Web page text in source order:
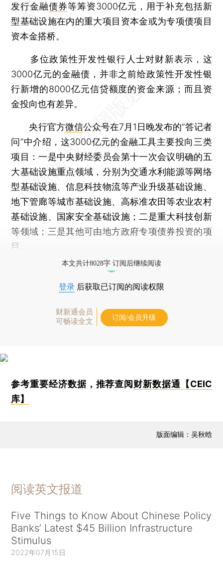
发行金融债券等筹资3000亿元，用于补充包括新
型基础设施在内的重大项目资本金或为专项债项目
资本金搭桥。
多位政策性开发性银行人士对财新表示，这
3000亿元的金融债，并非之前给政策性开发性银
行新增的8000亿元信贷额度的资金来源；而且资
金投向也有差异。
央行官方微信公众号在7月1日晚发布的“答记者
问”中介绍，这3000亿元的金融工具主要投向三类
项目：一是中央财经委员会第十一次会议明确的五
大基础设施重点领域，分别为交通水利能源等网络
型基础设施、信息科技物流等产业升级基础设施、
地下管廊等城市基础设施、高标准农田等农业农村
基础设施、国家安全基础设施；二是重大科技创新
等领域；三是其他可由地方政府专项债券投资的项
目。
本文共计8028字 订阅后继续阅读
登录 后获取已订阅的阅读权限
财新通会员
可畅读全文
订阅/会员升级
参考重要经济数据，推荐查阅 财新数据通【CEIC
库】
版面编辑：吴秋晗
阅读英文报道
Five Things to Know About Chinese Policy
Banks’ Latest $45 Billion Infrastructure
Stimulus
2022年07月15日